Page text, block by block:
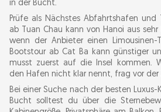
in der Bucht.
Prüfe als Nächstes Abfahrtshafen und
ab Tuan Chau kann von Hanoi aus
wenn der Anbieter einen Limousinen-
Bootstour ab Cat Ba kann günstiger
musst zuerst auf die Insel kommen.
den Hafen nicht klar nennt, frag vor der
Bei einer Suche nach der besten
Bucht solltest du über die